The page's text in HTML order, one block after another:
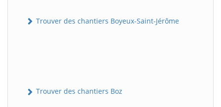
Trouver des chantiers Boyeux-Saint-Jérôme
Trouver des chantiers Boz